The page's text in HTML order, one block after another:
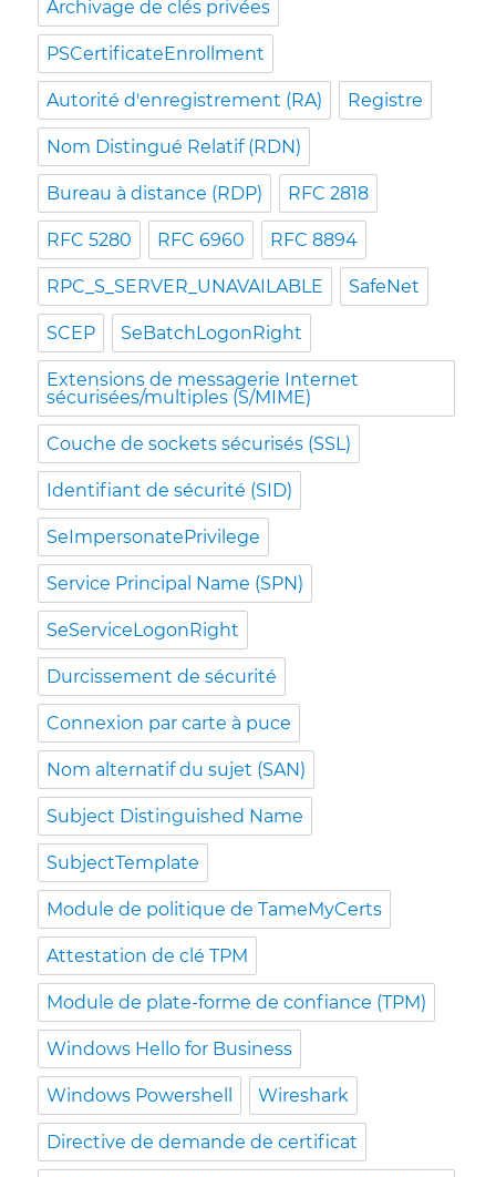
Archivage de clés privées
PSCertificateEnrollment
Autorité d'enregistrement (RA) Registre
Nom Distingué Relatif (RDN)
Bureau à distance (RDP) RFC 2818
RFC 5280 RFC 6960 RFC 8894
RPC_S_SERVER_UNAVAILABLE SafeNet
SCEP SeBatchLogonRight
Extensions de messagerie Internet
sécurisées/multiples (S/MIME)
Couche de sockets sécurisés (SSL)
Identifiant de sécurité (SID)
SeImpersonatePrivilege
Service Principal Name (SPN)
SeServiceLogonRight
Durcissement de sécurité
Connexion par carte à puce
Nom alternatif du sujet (SAN)
Subject Distinguished Name
SubjectTemplate
Module de politique de TameMyCerts
Attestation de clé TPM
Module de plate-forme de confiance (TPM)
Windows Hello for Business
Windows Powershell Wireshark
Directive de demande de certificat